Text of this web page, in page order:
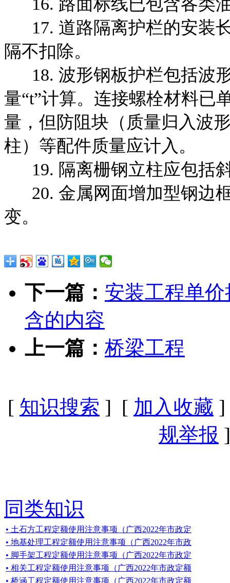
16. 路面标线已包含各类
17. 道路隔离护栏的安装
隔不扣除。
18. 波形钢板护栏包括波
量“t”计算。连接螺栓材料已
量，但防阻块（质量归入波
柱）等配件质量应计入。
19. 隔离栅钢立柱应包括
20. 金属网面增加型钢边
变。
下一篇： 安装工程单
含的内容
上一篇： 桥梁工程
[ 知识搜索 ] [ 加入收藏
规举报
同类知识
• 土石方工程定额使用注意事项（广西2022年市政定
• 地基处理工程定额使用注意事项（广西2022年市政
• 脚手架工程定额使用注意事项（广西2022年市政定
• 相关工程定额使用注意事项（广西2022年市政定额
• 桥涵工程定额使用注意事项（广西2022年市政定额